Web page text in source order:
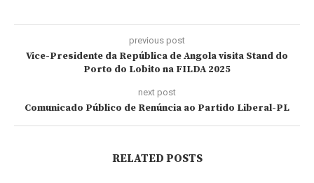
previous post
Vice-Presidente da República de Angola visita Stand do
Porto do Lobito na FILDA 2025
next post
Comunicado Público de Renúncia ao Partido Liberal-PL
RELATED POSTS